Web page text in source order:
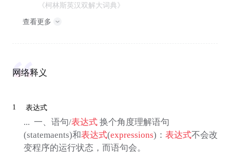
《柯林斯英汉双解大词典》
查看更多
网络释义
1 表达式
... 一、语句/表达式换个角度理解语句
(statemaents)和表达式(expressions)： 表达式不会改
变程序的运行状态，而语句会。